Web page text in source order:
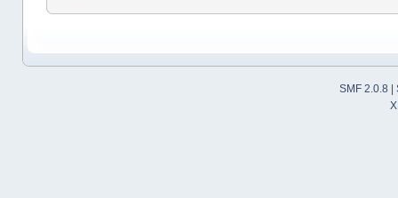
SMF 2.0.8